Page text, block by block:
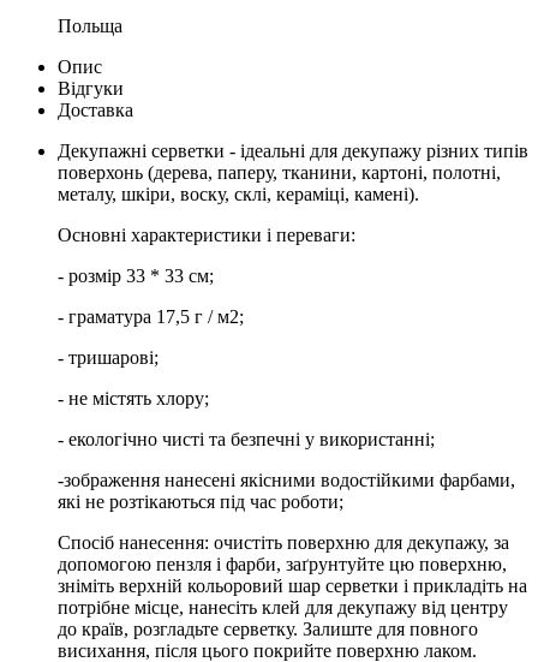
Польща
Опис
Відгуки
Доставка
Декупажні серветки - ідеальні для декупажу різних типів
поверхонь (дерева, паперу, тканини, картоні, полотні,
металу, шкіри, воску, склі, кераміці, камені).
Основні характеристики і переваги:
- розмір 33 * 33 см;
- граматура 17,5 г / м2;
- тришарові;
- не містять хлору;
- екологічно чисті та безпечні у використанні;
-зображення нанесені якісними водостійкими фарбами,
які не розтікаються під час роботи;
Спосіб нанесення: очистіть поверхню для декупажу, за
допомогою пензля і фарби, заґрунтуйте цю поверхню,
зніміть верхній кольоровий шар серветки і прикладіть на
потрібне місце, нанесіть клей для декупажу від центру
до країв, розгладьте серветку. Залиште для повного
висихання, після цього покрийте поверхню лаком.